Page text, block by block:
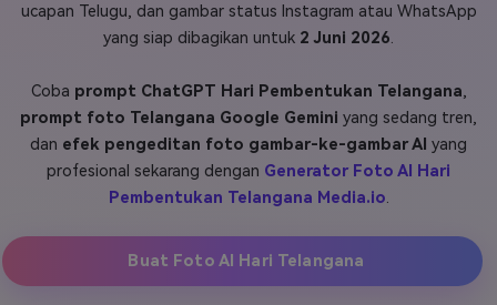
Postingan Terbaru
ucapan Telugu, dan gambar status Instagram atau WhatsApp
yang siap dibagikan untuk 2 Juni 2026.
Coba prompt ChatGPT Hari Pembentukan Telangana,
prompt foto Telangana Google Gemini yang sedang tren,
dan efek pengeditan foto gambar-ke-gambar AI yang
profesional sekarang dengan Generator Foto AI Hari
Pembentukan Telangana Media.io.
Buat Foto AI Hari Telangana